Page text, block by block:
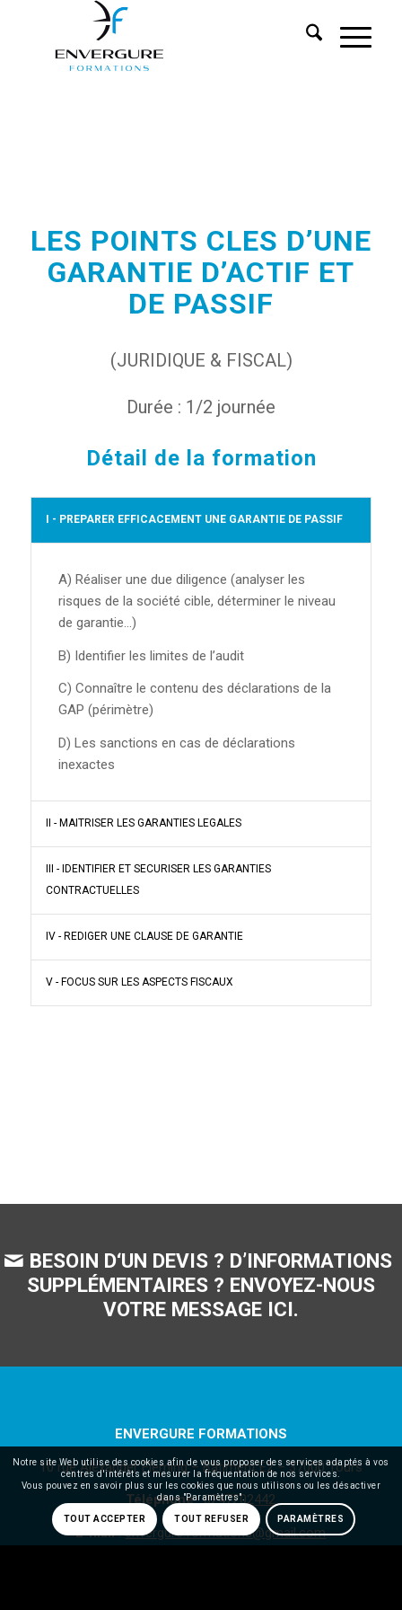
LES POINTS CLES D’UNE
GARANTIE D’ACTIF ET
DE PASSIF
(JURIDIQUE & FISCAL)
Durée : 1/2 journée
Détail de la formation
I - PREPARER EFFICACEMENT UNE GARANTIE DE PASSIF
A) Réaliser une due diligence (analyser les
risques de la société cible, déterminer le niveau
de garantie…)
B) Identifier les limites de l’audit
C) Connaître le contenu des déclarations de la
GAP (périmètre)
D) Les sanctions en cas de déclarations
inexactes
II - MAITRISER LES GARANTIES LEGALES
III - IDENTIFIER ET SECURISER LES GARANTIES
CONTRACTUELLES
IV - REDIGER UNE CLAUSE DE GARANTIE
V - FOCUS SUR LES ASPECTS FISCAUX
BESOIN D‘UN DEVIS ? D’INFORMATIONS
SUPPLÉMENTAIRES ? ENVOYEZ-NOUS
VOTRE MESSAGE ICI.
ENVERGURE FORMATIONS
10 rue Alexander Fleming – Bâtiment E2 – 37000 Tours
Téléphone:0247202442
E-mail:envergure.formations@gmail.com
Notre site Web utilise des cookies afin de vous proposer des services adaptés à vos
centres d'intérêts et mesurer la fréquentation de nos services.
Vous pouvez en savoir plus sur les cookies que nous utilisons ou les désactiver
dans "Paramètres".
TOUT ACCEPTER TOUT REFUSER PARAMÈTRES